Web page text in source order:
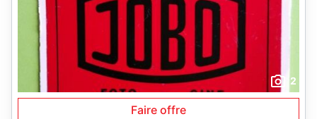
2
Faire offre